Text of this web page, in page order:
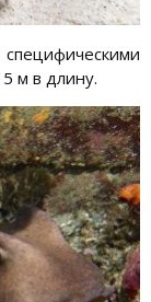
м в длину.